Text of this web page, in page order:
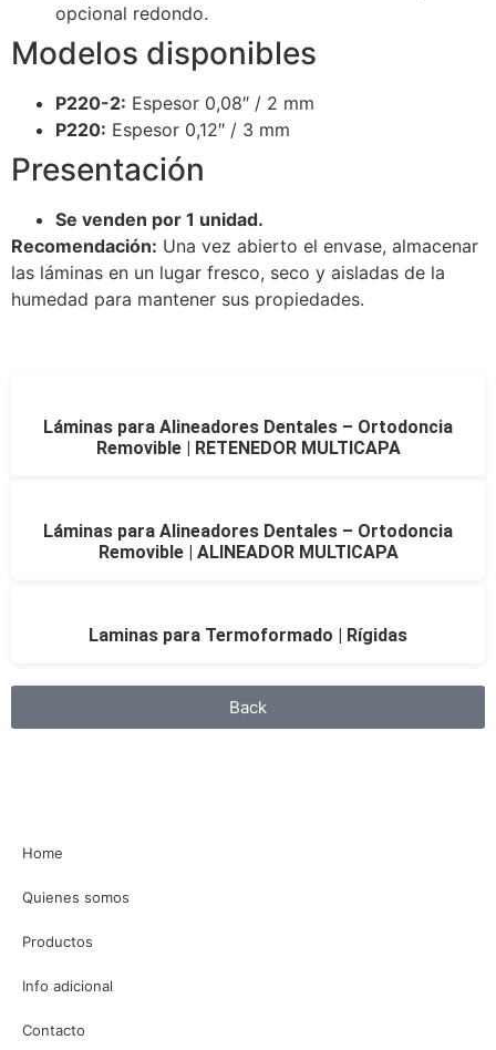
opcional redondo.
Modelos disponibles
P220-2: Espesor 0,08″ / 2 mm
P220: Espesor 0,12″ / 3 mm
Presentación
Se venden por 1 unidad.
Recomendación: Una vez abierto el envase, almacenar
las láminas en un lugar fresco, seco y aisladas de la
humedad para mantener sus propiedades.
Láminas para Alineadores Dentales – Ortodoncia
Removible | RETENEDOR MULTICAPA
Láminas para Alineadores Dentales – Ortodoncia
Removible | ALINEADOR MULTICAPA
Laminas para Termoformado | Rígidas
Back
Home
Quienes somos
Productos
Info adicional
Contacto